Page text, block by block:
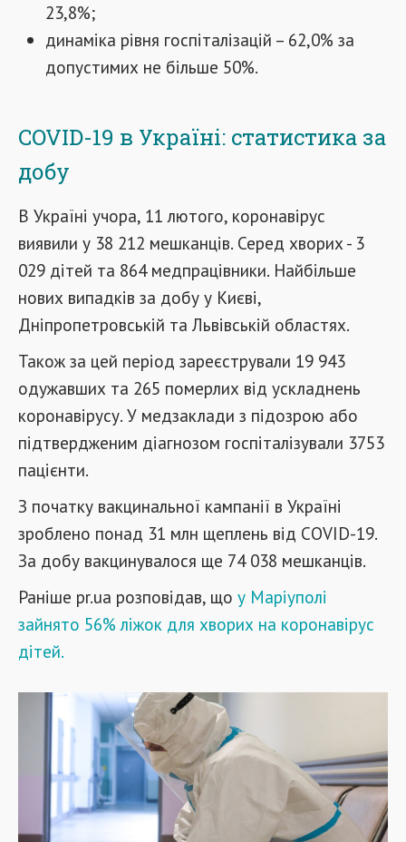
23,8%;
динаміка рівня госпіталізацій – 62,0% за
допустимих не більше 50%.
COVID-19 в Україні: статистика за
добу
В Україні учора, 11 лютого, коронавірус
виявили у 38 212 мешканців. Серед хворих - 3
029 дітей та 864 медпрацівники. Найбільше
нових випадків за добу у Києві,
Дніпропетровській та Львівській областях.
Також за цей період зареєстрували 19 943
одужавших та 265 померлих від ускладнень
коронавірусу. У медзаклади з підозрою або
підтвердженим діагнозом госпіталізували 3753
пацієнти.
З початку вакцинальної кампанії в Україні
зроблено понад 31 млн щеплень від COVID-19.
За добу вакцинувалося ще 74 038 мешканців.
Раніше pr.ua розповідав, що у Маріуполі
зайнято 56% ліжок для хворих на коронавірус
дітей.